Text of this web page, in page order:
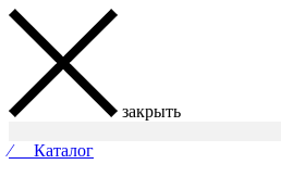
закрыть
⁄ Каталог